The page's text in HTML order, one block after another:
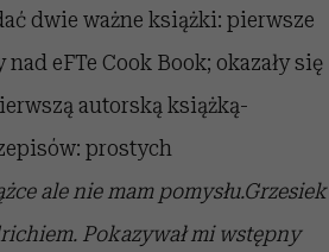
dwie ważne książki: pierwsze
eFTe Cook Book; okazały się
autorską książką-
prostych
ale nie mam pomysłu.Grzesiek
Pokazywał mi wstępny